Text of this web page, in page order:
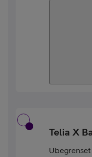
Telia X
Ubegrenset